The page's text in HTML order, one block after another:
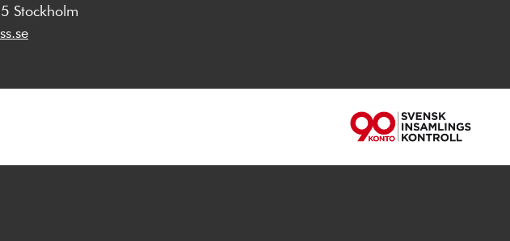
Stockholm